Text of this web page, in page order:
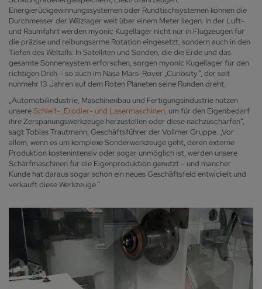
Energierückgewinnungssystemen oder Rundtischsystemen können die
Durchmesser der Wälzlager weit über einem Meter liegen. In der Luft-
und Raumfahrt werden myonic Kugellager nicht nur in Flugzeugen für
die präzise und reibungsarme Rotation eingesetzt, sondern auch in den
Tiefen des Weltalls: In Satelliten und Sonden, die die Erde und das
gesamte Sonnensystem erforschen, sorgen myonic Kugellager für den
richtigen Dreh – so auch im Nasa Mars-Rover „Curiosity“, der seit
nunmehr 13 Jahren auf dem Roten Planeten seine Runden dreht.
„Automobilindustrie, Maschinenbau und Fertigungsindustrie nutzen
unsereSchleif-, Erodier- und Lasermaschinen, um für den Eigenbedarf
ihre Zerspanungswerkzeuge herzustellen oder diese nachzuschärfen“,
sagt Tobias Trautmann, Geschäftsführer der Vollmer Gruppe. „Vor
allem, wenn es um komplexe Sonderwerkzeuge geht, deren externe
Produktion kostenintensiv oder sogar unmöglich ist, werden unsere
Schärfmaschinen für die Eigenproduktion genutzt – und mancher
Kunde hat daraus sogar schon ein neues Geschäftsfeld entwickelt und
verkauft diese Werkzeuge.“